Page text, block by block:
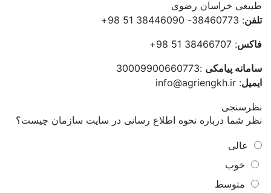
طبیعی خراسان رضوی
تلفن: 38460773- 38446090 51 98+
فاکس: 38466707 51 98+
سامانه پیامکی :30009900660773
ایمیل: info@agriengkh.ir
نظرسنجی
نظر شما درباره نحوه اطلاع رسانی در سایت سازمان چیست؟
عالی
خوب
متوسط